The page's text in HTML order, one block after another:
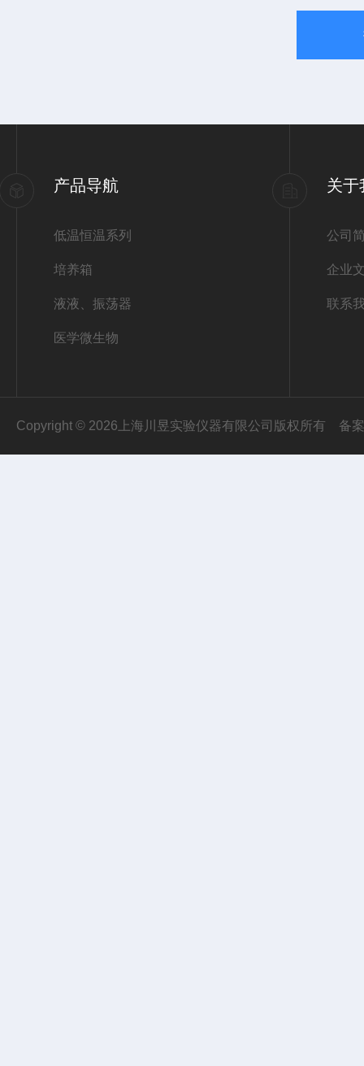
产品导航
低温恒温系列
培养箱
液液、振荡器
医学微生物
关于
公司
企业
联系
Copyright © 2026上海川昱实验仪器有限公司版权所有 备